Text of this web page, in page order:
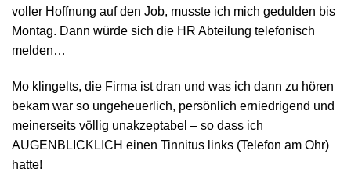
voller Hoffnung auf den Job, musste ich mich gedulden bis
Montag. Dann würde sich die HR Abteilung telefonisch
melden…
Mo klingelts, die Firma ist dran und was ich dann zu hören
bekam war so ungeheuerlich, persönlich erniedrigend und
meinerseits völlig unakzeptabel – so dass ich
AUGENBLICKLICH einen Tinnitus links (Telefon am Ohr)
hatte!